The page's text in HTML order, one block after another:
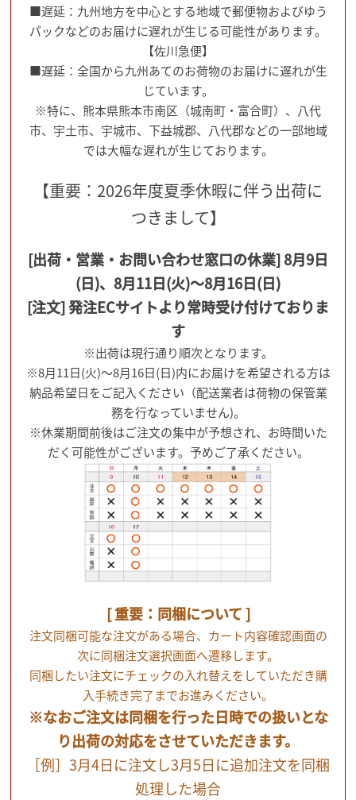
■遅延：九州地方を中心とする地域で郵便物およびゆう
パックなどのお届けに遅れが生じる可能性があります。
【佐川急便】
■遅延：全国から九州あてのお荷物のお届けに遅れが生
じています。
※特に、熊本県熊本市南区（城南町・富合町）、八代
市、宇土市、宇城市、下益城郡、八代郡などの一部地域
では大幅な遅れが生じております。
【重要：2026年度夏季休暇に伴う出荷に
つきまして】
[出荷・営業・お問い合わせ窓口の休業] 8月9日
(日)、8月11日(火)～8月16日(日)
[注文] 発注ECサイトより常時受け付けておりま
す
※出荷は現行通り順次となります。
※8月11日(火)～8月16日(日)内にお届けを希望される方は
納品希望日をご記入ください（配送業者は荷物の保管業
務を行なっていません)。
※休業期間前後はご注文の集中が予想され、お時間いた
だく可能性がございます。予めご了承ください。
[ 重要：同梱について ]
注文同梱可能な注文がある場合、カート内容確認画面の
次に同梱注文選択画面へ遷移します。
同梱したい注文にチェックの入れ替えをしていただき購
入手続き完了までお進みください。
※なおご注文は同梱を行った日時での扱いとな
り出荷の対応をさせていただきます。
［例］3月4日に注文し3月5日に追加注文を同梱
処理した場合